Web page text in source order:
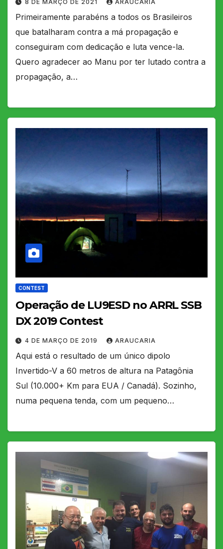
8 DE MARÇO DE 2021 ARAUCARIA
Primeiramente parabéns a todos os Brasileiros
que batalharam contra a má propagação e
conseguiram com dedicação e luta vence-la.
Quero agradecer ao Manu por ter lutado contra a
propagação, a…
CONTEST
Operação de LU9ESD no ARRL SSB
DX 2019 Contest
4 DE MARÇO DE 2019 ARAUCARIA
Aqui está o resultado de um único dipolo
Invertido-V a 60 metros de altura na Patagônia
Sul (10.000+ Km para EUA / Canadá). Sozinho,
numa pequena tenda, com um pequeno…